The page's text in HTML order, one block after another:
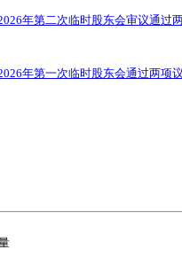
年第二次临时股东会审议通过
年第一次临时股东会通过两项